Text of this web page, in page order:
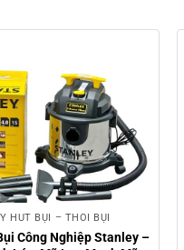
HÚT BỤI – THỔI BỤI
Công Nghiệp Stanley –